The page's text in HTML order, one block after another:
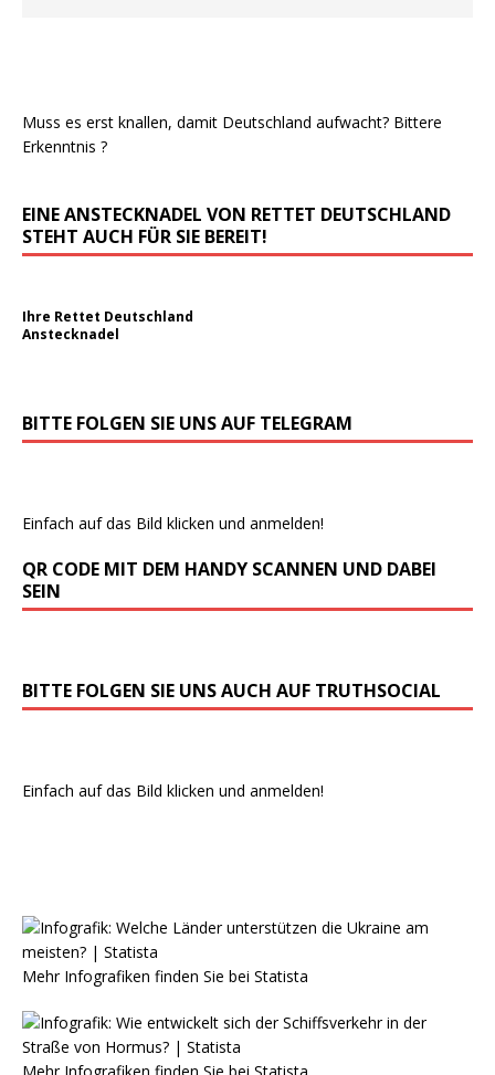
Muss es erst knallen, damit Deutschland aufwacht? Bittere
Erkenntnis ?
EINE ANSTECKNADEL VON RETTET DEUTSCHLAND
STEHT AUCH FÜR SIE BEREIT!
Ihre Rettet Deutschland
Anstecknadel
BITTE FOLGEN SIE UNS AUF TELEGRAM
Einfach auf das Bild klicken und anmelden!
QR CODE MIT DEM HANDY SCANNEN UND DABEI
SEIN
BITTE FOLGEN SIE UNS AUCH AUF TRUTHSOCIAL
Einfach auf das Bild klicken und anmelden!
Mehr Infografiken finden Sie bei Statista